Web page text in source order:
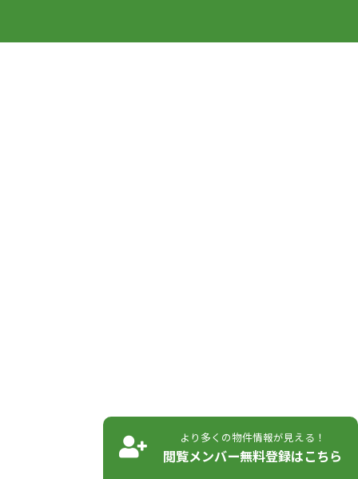
より多くの物件情報が見える！
閲覧メンバー無料登録はこちら